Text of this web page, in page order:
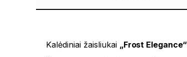
Kalėdiniai žaisliukai „Frost Elegance“